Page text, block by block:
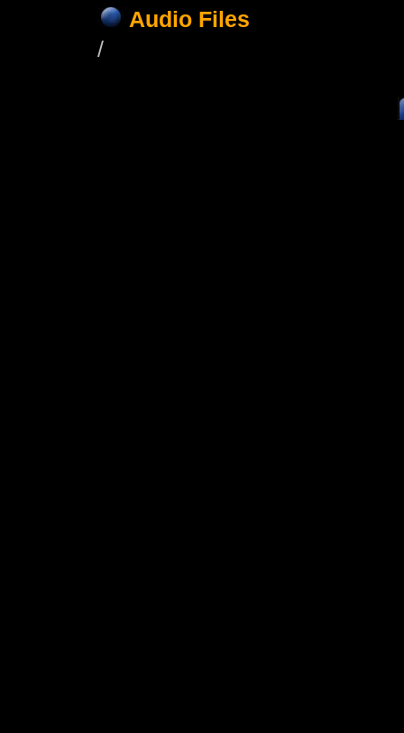
Audio Files
/